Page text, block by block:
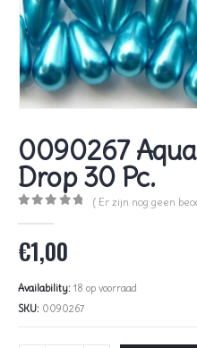
0090267
Drop 30 Pc.
( Er zijn nog geen
€1,00
Availability: 18 op voorraad
SKU: 0090267